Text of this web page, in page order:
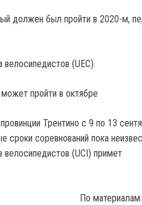
должен был пройти в 2020-м,
(UEC).
пройти в октябре
Трентино с 9 по 13
сроки соревнований пока
(UCI) примет
По материалам: